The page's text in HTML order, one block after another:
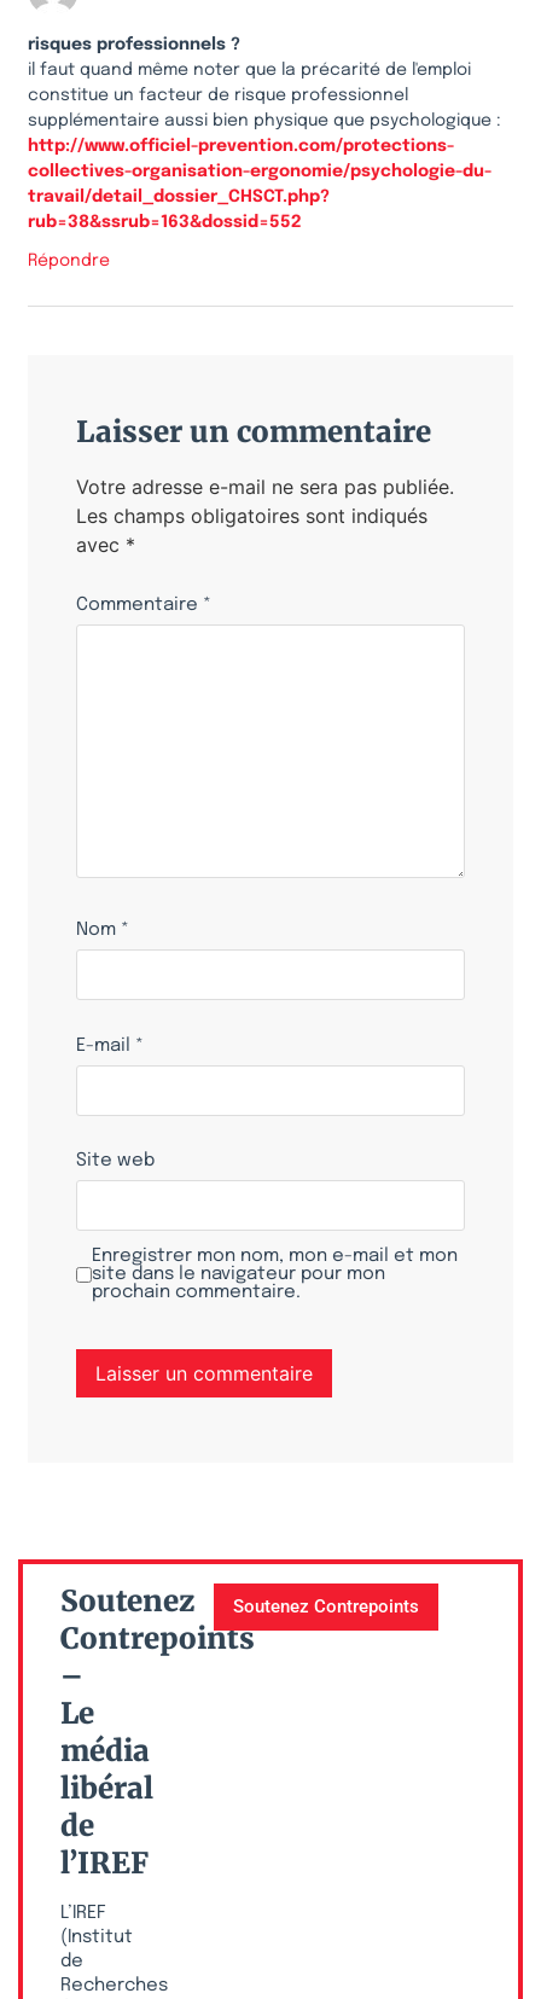
risques professionnels ?
il faut quand même noter que la précarité de l'emploi
constitue un facteur de risque professionnel
supplémentaire aussi bien physique que psychologique :
http://www.officiel-prevention.com/protections-
collectives-organisation-ergonomie/psychologie-du-
travail/detail_dossier_CHSCT.php?
rub=38&ssrub=163&dossid=552
Répondre
Laisser un commentaire
Votre adresse e-mail ne sera pas publiée.
Les champs obligatoires sont indiqués
avec *
Commentaire *
Nom *
E-mail *
Site web
Enregistrer mon nom, mon e-mail et mon
site dans le navigateur pour mon
prochain commentaire.
Soutenez
Contrepoints
–
Le
média
libéral
de
l’IREF
L’IREF
(Institut
de
Recherches
Soutenez Contrepoints